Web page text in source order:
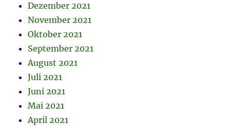
Dezember 2021
November 2021
Oktober 2021
September 2021
August 2021
Juli 2021
Juni 2021
Mai 2021
April 2021